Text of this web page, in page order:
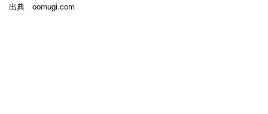
出典 oomugi.com